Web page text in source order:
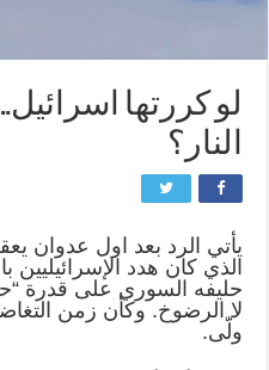
لو كررتها
النار؟
يأتي الرد بعد اول عدوان
الذي كان هدد
حليفه السوري على قدرة
لا الرضوخ. وكأن زمن
ولّى.